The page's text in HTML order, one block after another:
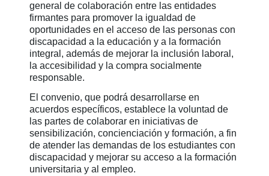
general de colaboración entre las entidades
firmantes para promover la igualdad de
oportunidades en el acceso de las personas con
discapacidad a la educación y a la formación
integral, además de mejorar la inclusión laboral,
la accesibilidad y la compra socialmente
responsable.
El convenio, que podrá desarrollarse en
acuerdos específicos, establece la voluntad de
las partes de colaborar en iniciativas de
sensibilización, concienciación y formación, a fin
de atender las demandas de los estudiantes con
discapacidad y mejorar su acceso a la formación
universitaria y al empleo.